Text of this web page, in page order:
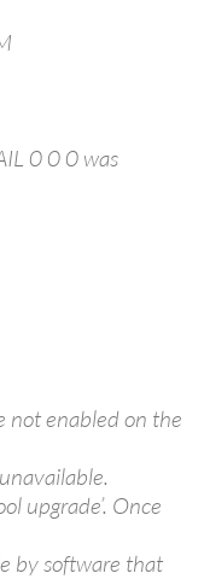
0 0 0 was
not enabled on the
upgrade’. Once
by software that